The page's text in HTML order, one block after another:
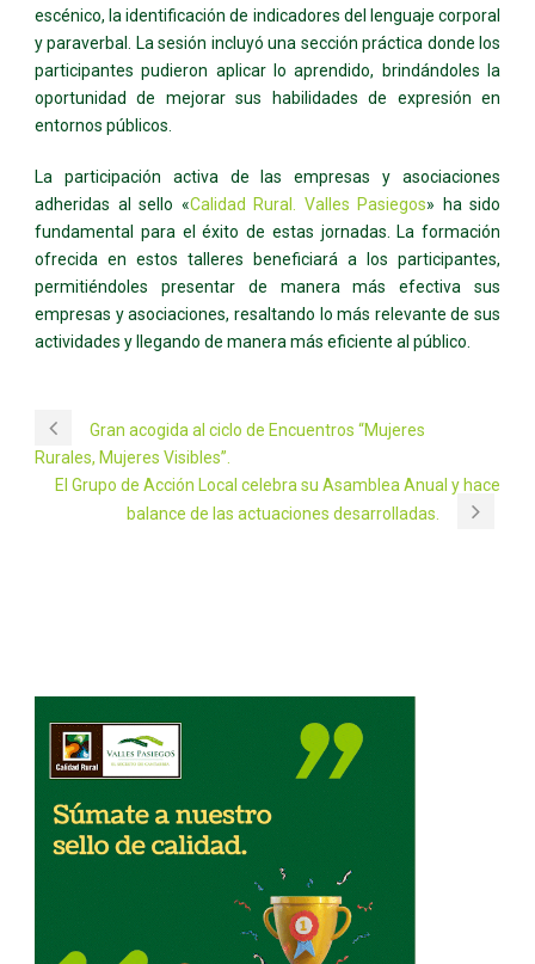
escénico, la identificación de indicadores del lenguaje corporal
y paraverbal. La sesión incluyó una sección práctica donde los
participantes pudieron aplicar lo aprendido, brindándoles la
oportunidad de mejorar sus habilidades de expresión en
entornos públicos.
La participación activa de las empresas y asociaciones
adheridas al sello «Calidad Rural. Valles Pasiegos» ha sido
fundamental para el éxito de estas jornadas. La formación
ofrecida en estos talleres beneficiará a los participantes,
permitiéndoles presentar de manera más efectiva sus
empresas y asociaciones, resaltando lo más relevante de sus
actividades y llegando de manera más eficiente al público.
Gran acogida al ciclo de Encuentros “Mujeres
Rurales, Mujeres Visibles”.
El Grupo de Acción Local celebra su Asamblea Anual y hace
balance de las actuaciones desarrolladas.